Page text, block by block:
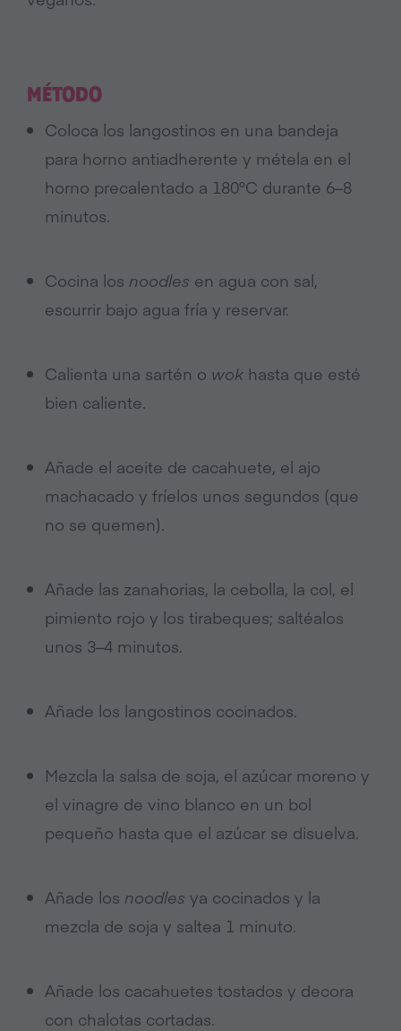
MÉTODO
Coloca los langostinos en una bandeja
para horno antiadherente y métela en el
horno precalentado a 180°C durante 6–8
minutos.
Cocina los noodles en agua con sal,
escurrir bajo agua fría y reservar.
Calienta una sartén o wok hasta que esté
bien caliente.
Añade el aceite de cacahuete, el ajo
machacado y fríelos unos segundos (que
no se quemen).
Añade las zanahorias, la cebolla, la col, el
pimiento rojo y los tirabeques; saltéalos
unos 3–4 minutos.
Añade los langostinos cocinados.
Mezcla la salsa de soja, el azúcar moreno y
el vinagre de vino blanco en un bol
pequeño hasta que el azúcar se disuelva.
Añade los noodles ya cocinados y la
mezcla de soja y saltea 1 minuto.
Añade los cacahuetes tostados y decora
con chalotas cortadas.